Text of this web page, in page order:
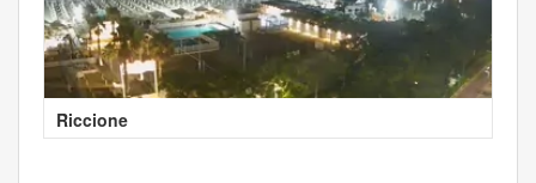
Riccione